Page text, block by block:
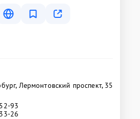
Лермонтовский проспект, 35
93
26